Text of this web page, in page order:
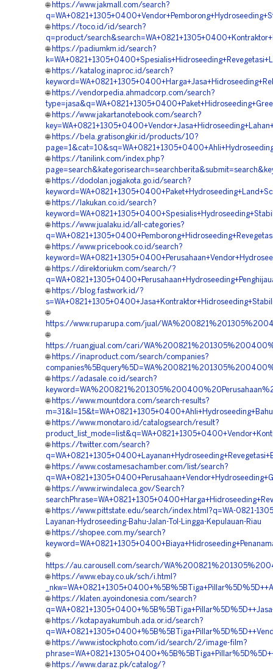
🌐 https://www.jakmall.com/search?
🌐 https://toco.id/id/search?
q=product/
🌐 https://padiumkm.id/search?
🌐 https://katalog.inaproc.id/search?
🌐 https://vendorpedia.ahmadcorp.com/search?
🌐 https://www.jakartanotebook.com/search?
🌐 https://bela.gratisongkir.id/products/10?
🌐 https://tanilink.com/index.php?
🌐 https://dodolan.jogjakota.go.id/search?
🌐 https://lakukan.co.id/search?
🌐 https://www.jualaku.id/all-categories?
🌐 https://www.pricebook.co.id/search?
🌐 https://direktoriukm.com/search/?
🌐 https://blog.fastwork.id/?
🌐
https://www.ruparupa.com/jual/
🌐
https://ruangjual.com/cari/
🌐 https://inaproduct.com/search/companies?
🌐 https://adasale.co.id/search?
🌐 https://www.mountdora.com/search-results?
🌐 https://www.monotaro.id/catalogsearch/result?
🌐 https://twitter.com/search?
🌐 https://www.costamesachamber.com/list/search?
🌐 https://www.irwindaleca.gov/Search?
🌐 https://www.pittstate.edu/search/index.html?q=WA-0821-
Layanan-Hydroseeding-Bahu-Jalan-Tol-Lingga-Kepulauan-Riau
🌐 https://shopee.com.my/search?
🌐
https://au.carousell.com/search/
🌐 https://www.ebay.co.uk/sch/i.html?
🌐 https://klaten.ayoindonesia.com/search?
🌐 https://kotapayakumbuh.ada.or.id/search?
🌐 https://www.istockphoto.com/id/search/2/image-film?
🌐 https://www.daraz.pk/catalog/?